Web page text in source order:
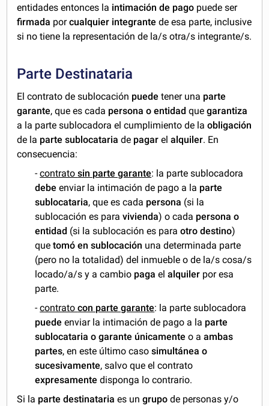
entidades entonces la intimación de pago puede ser
firmada porcualquier integrante de esa parte, inclusive
si no tiene la representación de la/s otra/s integrante/s.
Parte Destinataria
El contrato de sublocación puede tener una parte
garante, que es cada persona o entidad quegarantiza
a la parte sublocadora el cumplimiento de laobligación
de la parte sublocataria de pagar elalquiler. En
consecuencia:
-contratosin parte garante: la parte sublocadora
debe enviar la intimación de pago a la parte
sublocataria, que es cada persona (si la
sublocación es paravivienda) o cada persona o
entidad (si la sublocación es paraotro destino)
quetomó en sublocación una determinada parte
(pero no la totalidad) del inmueble o de la/s cosa/s
locado/a/s y a cambio paga elalquiler por esa
parte.
-contratocon parte garante: la parte sublocadora
puede enviar la intimación de pago a la parte
sublocataria o garante únicamente o aambas
partes, en este último casosimultánea o
sucesivamente, salvo que el contrato
expresamente disponga lo contrario.
Si la parte destinataria es ungrupo de personas y/o